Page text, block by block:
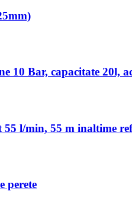
10 Bar, capacitate 20l,
l/min, 55 m inaltime
perete